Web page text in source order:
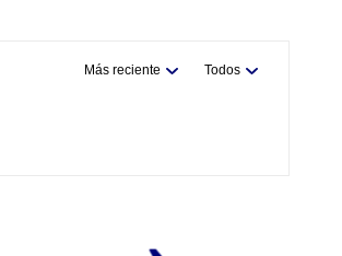
Más reciente Todos